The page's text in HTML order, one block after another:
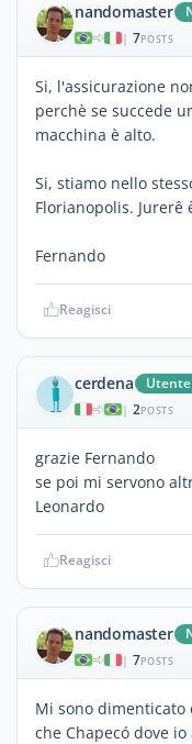
nandomaster
| 7POSTS
Si, l'assicurazione
perchè se succede
macchina è alto.
Si, stiamo nello
Florianopolis. Jurerê
Fernando
Reagisci
cerdena Utente
| 2POSTS
grazie Fernando
se poi mi servono
Leonardo
Reagisci
nandomaster
| 7POSTS
Mi sono dimenticato
che Chapecó dove